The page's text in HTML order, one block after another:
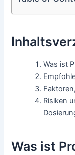
Was ist
Risiken
Was ist